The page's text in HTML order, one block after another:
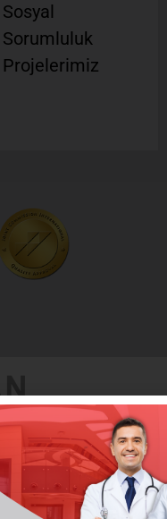
Sosyal
Sorumluluk
Projelerimiz
ve tedavi amaçlı
doktorunuza